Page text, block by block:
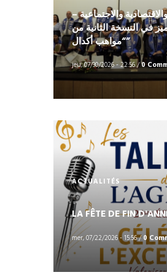
والاجتماعية –
في النسخة الثانية من
“مواهب أكدال”
jeu, 07/30/2026 - 22:56/0
ACTUALITÉS
LA FÊTE DE FIN
mer, 07/22/2026 - 15:56/0